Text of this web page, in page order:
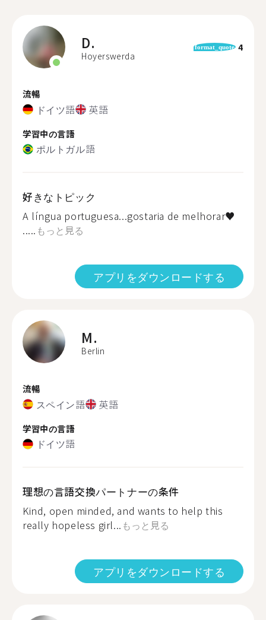
D.
Hoyerswerda
format_quote 4
流暢
ドイツ語 英語
学習中の言語
ポルトガル語
好きなトピック
A língua portuguesa...gostaria de melhorar♥️
..... もっと見る
アプリをダウンロードする
M.
Berlin
流暢
スペイン語 英語
学習中の言語
ドイツ語
理想の言語交換パートナーの条件
Kind, open minded, and wants to help this
really hopeless girl... もっと見る
アプリをダウンロードする